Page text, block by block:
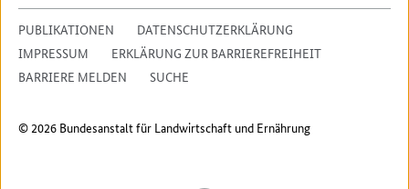
PUBLIKATIONEN
DATENSCHUTZERKLÄRUNG
IMPRESSUM
ERKLÄRUNG ZUR BARRIEREFREIHEIT
BARRIERE MELDEN
SUCHE
© 2026 Bundesanstalt für Landwirtschaft und Ernährung